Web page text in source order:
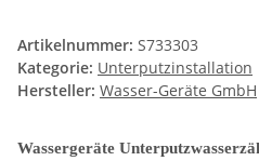
Artikelnummer: S733303
Kategorie: Unterputzinstallation
Hersteller: Wasser-Geräte GmbH
Wassergeräte